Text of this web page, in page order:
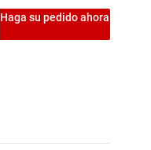
Haga su pedido ahora